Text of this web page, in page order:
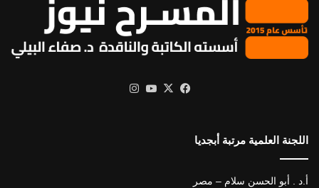
فيسبوك
X يوتيوب
اللجنة العلمية مرتبة أبجديا
أ.د . أبو الحسن سلام – مصر